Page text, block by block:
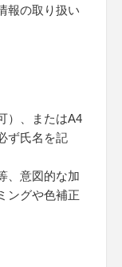
報の取り扱い
）、またはA4
ず氏名を記
、意図的な加
ングや色補正